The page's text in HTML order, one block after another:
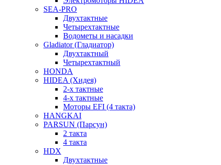
SEA-PRO
Двухтактные
Четырехтактные
Водометы и насадки
Gladiator (Гладиатор)
Двухтактный
Четырехтактный
HONDA
HIDEA (Хидея)
2-х тактные
4-х тактные
Моторы EFI (4 такта)
HANGKAI
PARSUN (Парсун)
2 такта
4 такта
HDX
Двухтактные